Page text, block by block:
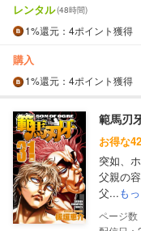
レンタル(48時間)
1%還元 ：4ポイント獲得
購入
1%還元 ：4ポイント獲得
範馬刃
お得な
突如、
父親の
父...も